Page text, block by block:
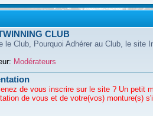
CLUB
le Club, Pourquoi Adhérer au Club, le site
Modérateurs
de vous inscrire sur le site ? Un petit
de vous et de votre(vos) monture(s)